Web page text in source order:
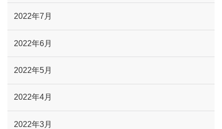
2022年7月
2022年6月
2022年5月
2022年4月
2022年3月